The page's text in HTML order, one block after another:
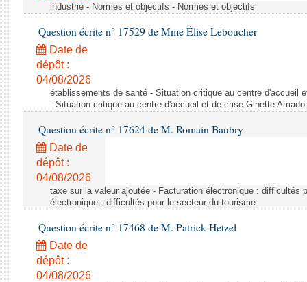
Baromètre de l’application des lois
Dossiers législatifs
Budget et sécurité sociale
Questions écrites et orales
Comptes rendus des débats
industrie - Normes et objectifs - Normes et objectifs
Question écrite n° 17529 de Mme Élise Leboucher
Date de
dépôt :
04/08/2026
établissements de santé - Situation critique au centre d'accueil
- Situation critique au centre d'accueil et de crise Ginette Amado
Question écrite n° 17624 de M. Romain Baubry
Date de
dépôt :
04/08/2026
taxe sur la valeur ajoutée - Facturation électronique : difficultés
électronique : difficultés pour le secteur du tourisme
Question écrite n° 17468 de M. Patrick Hetzel
Date de
dépôt :
04/08/2026